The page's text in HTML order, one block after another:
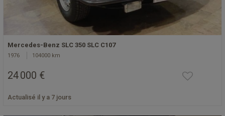
Mercedes-Benz SLC 350 SLC C107
1976 104000 km
24 000 €
Actualisé il y a 7 jours